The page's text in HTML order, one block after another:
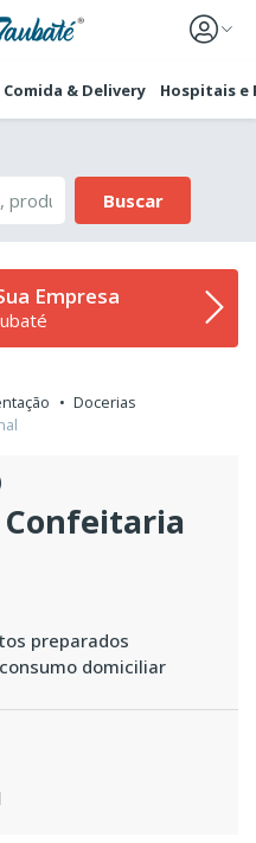
Comida & Delivery Hospitais e
Buscar
Empresa
Docerias
preparados
domiciliar